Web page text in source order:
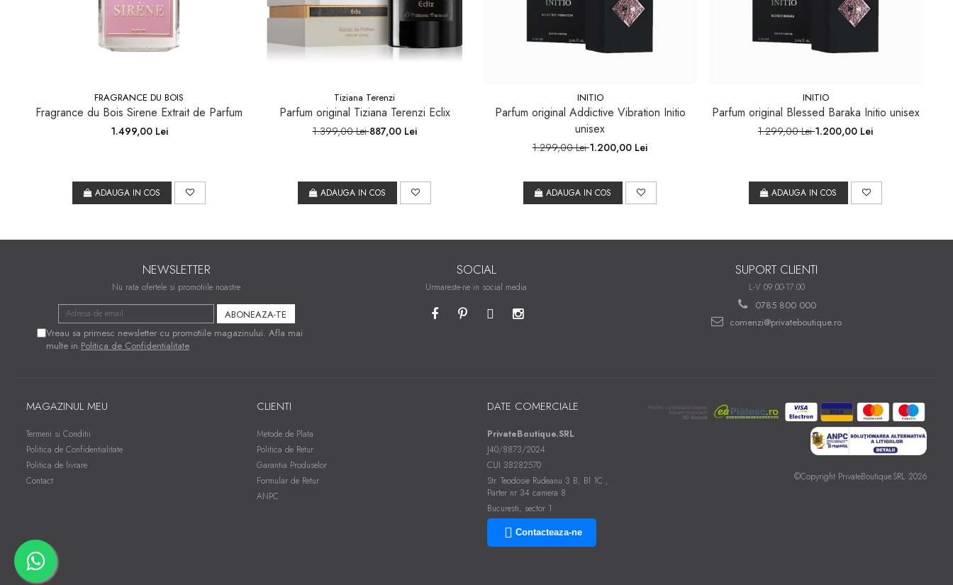
FRAGRANCE DU BOIS
Fragrance du Bois Sirene Extrait de Parfum
1.499,00 Lei
ADAUGA IN COS
Tiziana Terenzi
Parfum original Tiziana Terenzi Eclix
1.399,00 Lei887,00 Lei
ADAUGA IN COS
INITIO
Parfum original Addictive Vibration Initio
unisex
1.299,00 Lei1.200,00 Lei
ADAUGA IN COS
INITIO
Parfum original Blessed Baraka Initio unisex
1.299,00 Lei1.200,00 Lei
ADAUGA IN COS
NEWSLETTER
Nu rata ofertele si promotiile noastre
Vreau sa primesc newsletter cu promotiile magazinului. Afla mai
multe in Politica de Confidentialitate
SOCIAL
Urmareste-ne in social media
SUPORT CLIENTI
L-V 09:00-17:00
0785 800 000
comenzi@privateboutique.ro
MAGAZINUL MEU
Termeni si Conditii
Politica de Confidentialitate
Politica de livrare
Contact
CLIENTI
Metode de Plata
Politica de Retur
Garantia Produselor
Formular de Retur
ANPC
DATE COMERCIALE
PrivateBoutique.SRL
J40/8873/2024
CUI 38282570
Str. Teodosie Rudeanu 3 B, Bl 1C ,
Parter nr 34 camera 8
Bucuresti, sector 1
Contacteaza-ne
©Copyright PrivateBoutique.SRL 2026